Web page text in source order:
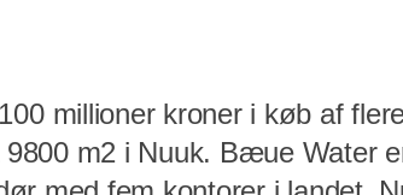
millioner kroner i køb af
m2 i Nuuk. Bæue Water